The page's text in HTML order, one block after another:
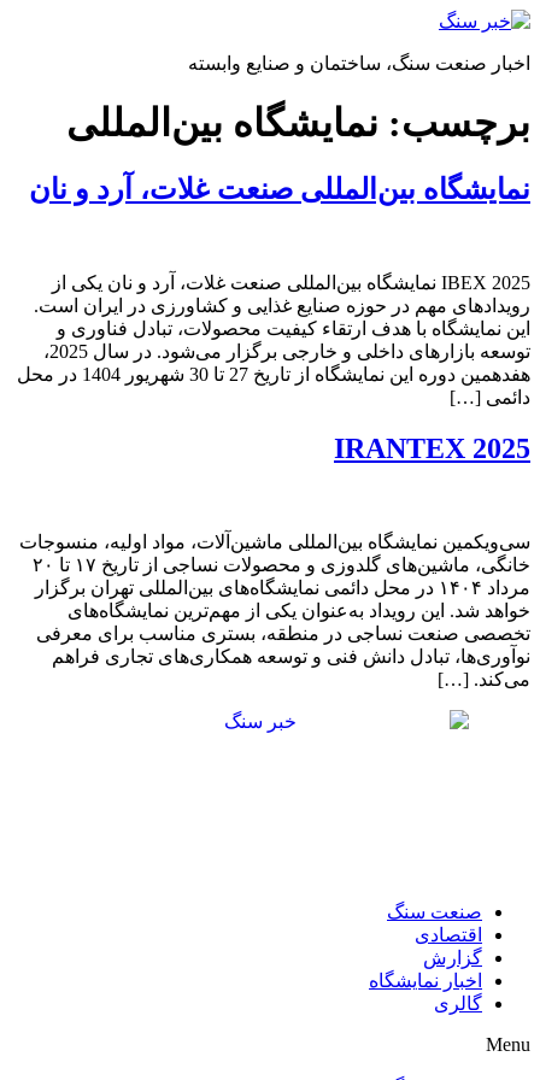
پرش
محتوا
اخبار صنعت سنگ، ساختمان و صنایع وابسته
برچسب: نمایشگاه بین‌المللی​
نمایشگاه بین‌المللی صنعت غلات، آرد و نان
IBEX 2025 نمایشگاه بین‌المللی صنعت غلات، آرد و نان یکی از
رویدادهای مهم در حوزه صنایع غذایی و کشاورزی در ایران است.
این نمایشگاه با هدف ارتقاء کیفیت محصولات، تبادل فناوری و
توسعه بازارهای داخلی و خارجی برگزار می‌شود. در سال 2025،
هفدهمین دوره این نمایشگاه از تاریخ 27 تا 30 شهریور 1404 در محل
دائمی […]
IRANTEX 2025
سی‌ویکمین نمایشگاه بین‌المللی ماشین‌آلات، مواد اولیه، منسوجات
خانگی، ماشین‌های گلدوزی و محصولات نساجی از تاریخ ۱۷ تا ۲۰
مرداد ۱۴۰۴ در محل دائمی نمایشگاه‌های بین‌المللی تهران برگزار
خواهد شد. این رویداد به‌عنوان یکی از مهم‌ترین نمایشگاه‌های
تخصصی صنعت نساجی در منطقه، بستری مناسب برای معرفی
نوآوری‌ها، تبادل دانش فنی و توسعه همکاری‌های تجاری فراهم
می‌کند. […]
صنعت سنگ
اقتصادی
گزارش
اخبار نمایشگاه
گالری
Menu